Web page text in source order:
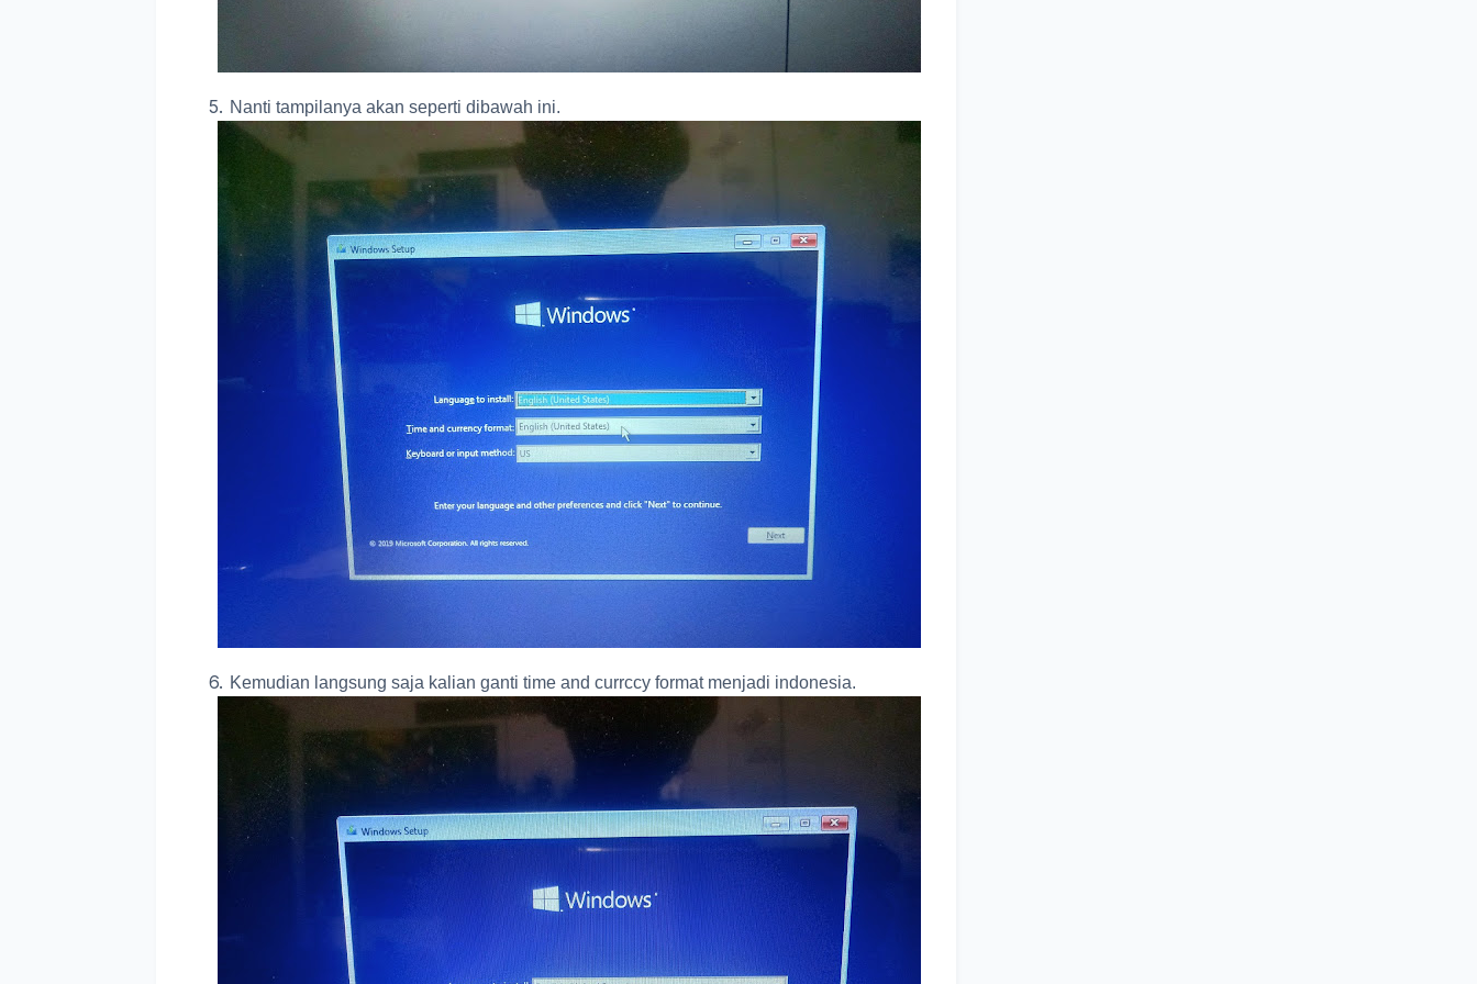
Nanti tampilanya akan seperti dibawah ini.
Kemudian langsung saja kalian ganti time and currccy format menjadi indonesia.